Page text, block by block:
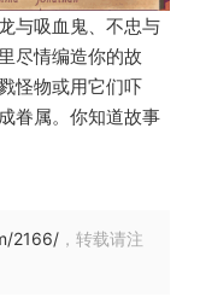
与吸血鬼、不忠与
尽情编造你的故
怪物或用它们吓
眷属。你知道故事
2166/ ，转载请注